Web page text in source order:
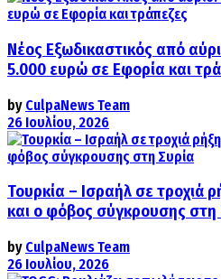
Νέος Εξωδικαστικός από
5.000 ευρώ σε Εφορία και
by CulpaNews Team
26 Ιουλίου, 2026
Τουρκία – Ισραήλ σε τροχιά
και ο φόβος σύγκρουσης στη
by CulpaNews Team
26 Ιουλίου, 2026